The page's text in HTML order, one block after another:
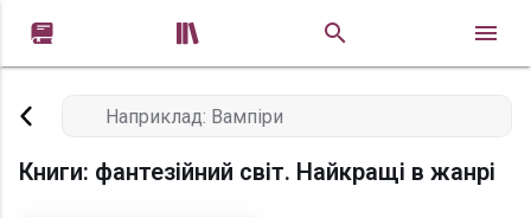
 
Книги: фантезійний світ. Найкращі в жанрі